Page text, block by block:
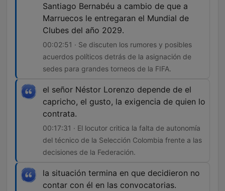
Santiago Bernabéu a cambio de que a
Marruecos le entregaran el Mundial de
Clubes del año 2029.
00:02:51 · Se discuten los rumores y posibles
acuerdos políticos detrás de la asignación de
sedes para grandes torneos de la FIFA.
el señor Néstor Lorenzo depende de el
capricho, el gusto, la exigencia de quien lo
contrata.
00:17:31 · El locutor critica la falta de autonomía
del técnico de la Selección Colombia frente a las
decisiones de la Federación.
la situación termina en que decidieron no
contar con él en las convocatorias.